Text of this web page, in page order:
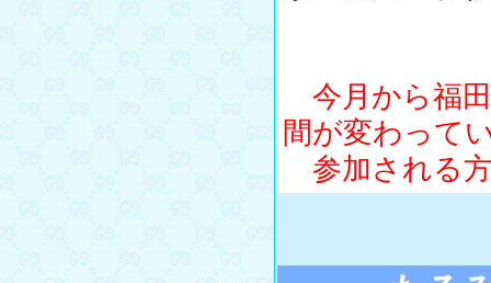
今月から福
間が変わって
参加される